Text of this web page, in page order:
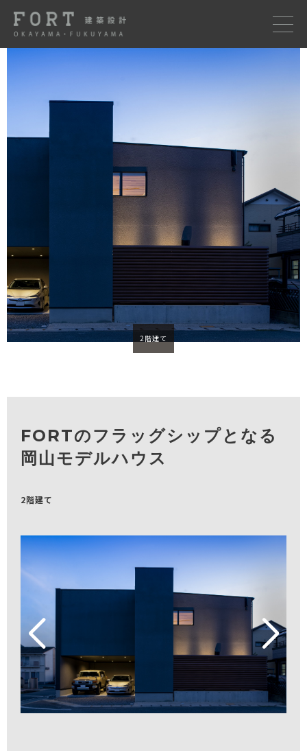
2階建て
FORTのフラッグシップとなる
岡山モデルハウス
2階建て